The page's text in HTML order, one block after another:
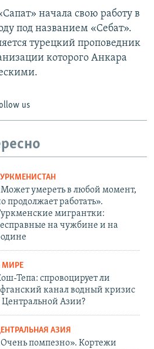
начала свою работу в
под названием «Себат».
турецкий проповедник
которого Анкара
us
умереть в любой момент,
продолжает работать».
мигрантки:
на чужбине и на
МИРЕ
Тепа: спровоцирует ли
канал водный кризис
Центральной Азии?
АЗИЯ
помпезно». Кортежи